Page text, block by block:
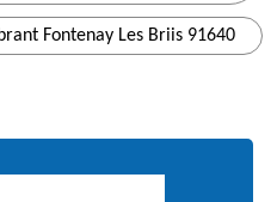
Fontenay Les Briis 91640